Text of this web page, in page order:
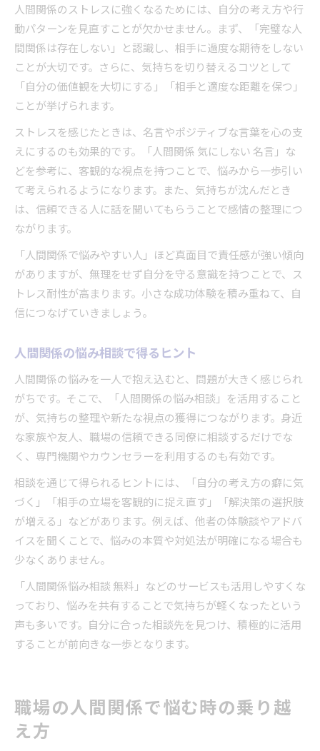
人間関係のストレスに強くなるためには、自分の考え方や行
動パターンを見直すことが欠かせません。まず、「完璧な人
間関係は存在しない」と認識し、相手に過度な期待をしない
ことが大切です。さらに、気持ちを切り替えるコツとして
「自分の価値観を大切にする」「相手と適度な距離を保つ」
ことが挙げられます。
ストレスを感じたときは、名言やポジティブな言葉を心の支
えにするのも効果的です。「人間関係 気にしない 名言」な
どを参考に、客観的な視点を持つことで、悩みから一歩引い
て考えられるようになります。また、気持ちが沈んだとき
は、信頼できる人に話を聞いてもらうことで感情の整理につ
ながります。
「人間関係で悩みやすい人」ほど真面目で責任感が強い傾向
がありますが、無理をせず自分を守る意識を持つことで、ス
トレス耐性が高まります。小さな成功体験を積み重ねて、自
信につなげていきましょう。
人間関係の悩み相談で得るヒント
人間関係の悩みを一人で抱え込むと、問題が大きく感じられ
がちです。そこで、「人間関係の悩み相談」を活用すること
が、気持ちの整理や新たな視点の獲得につながります。身近
な家族や友人、職場の信頼できる同僚に相談するだけでな
く、専門機関やカウンセラーを利用するのも有効です。
相談を通じて得られるヒントには、「自分の考え方の癖に気
づく」「相手の立場を客観的に捉え直す」「解決策の選択肢
が増える」などがあります。例えば、他者の体験談やアドバ
イスを聞くことで、悩みの本質や対処法が明確になる場合も
少なくありません。
「人間関係悩み相談 無料」などのサービスも活用しやすくな
っており、悩みを共有することで気持ちが軽くなったという
声も多いです。自分に合った相談先を見つけ、積極的に活用
することが前向きな一歩となります。
職場の人間関係で悩む時の乗り越
え方